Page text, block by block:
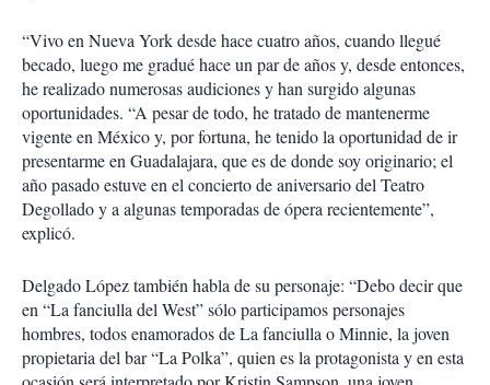
“Vivo en Nueva York desde hace cuatro años, cuando llegué
becado, luego me gradué hace un par de años y, desde entonces,
he realizado numerosas audiciones y han surgido algunas
oportunidades. “A pesar de todo, he tratado de mantenerme
vigente en México y, por fortuna, he tenido la oportunidad de ir
presentarme en Guadalajara, que es de donde soy originario; el
año pasado estuve en el concierto de aniversario del Teatro
Degollado y a algunas temporadas de ópera recientemente”,
explicó.
Delgado López también habla de su personaje: “Debo decir que
en “La fanciulla del West” sólo participamos personajes
hombres, todos enamorados de La fanciulla o Minnie, la joven
propietaria del bar “La Polka”, quien es la protagonista y en esta